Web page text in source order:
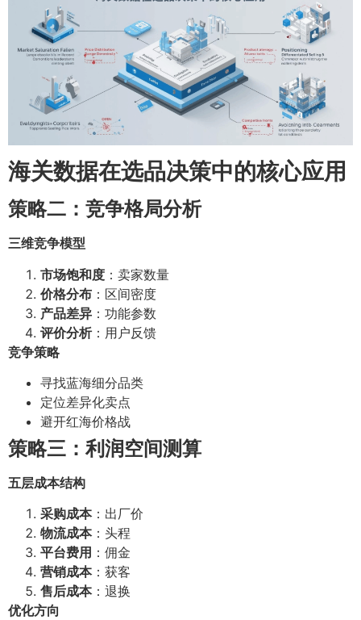
海关数据在选品决策中的核心应用
策略二：竞争格局分析
三维竞争模型
市场饱和度 ：卖家数量
价格分布 ：区间密度
产品差异 ：功能参数
评价分析：用户反馈
竞争策略
寻找蓝海细分品类
定位差异化卖点
避开红海价格战
策略三：利润空间测算
五层成本结构
采购成本：出厂价
物流成本：头程
平台费用 ：佣金
营销成本：获客
售后成本：退换
优化方向